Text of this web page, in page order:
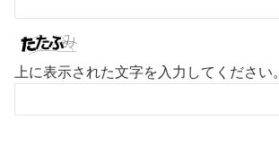
上に表示された文字を入力してください。